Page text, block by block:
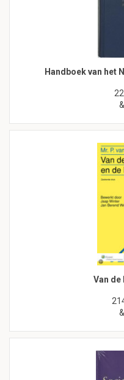
Handboek van het
Van de